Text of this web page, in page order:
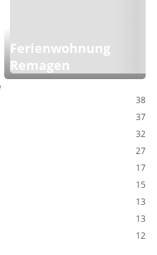
Ferienwohnung
Remagen
38
37
32
27
17
15
13
13
12